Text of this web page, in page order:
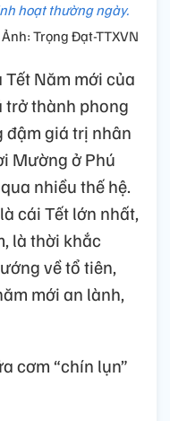
hoạt thường ngày.
Ảnh: Trọng Đạt-TTXVN
Năm mới của
thành phong
đậm giá trị nhân
Mường ở Phú
nhiều thế hệ.
cái Tết lớn nhất,
là thời khắc
về tổ tiên,
mới an lành,
cơm “chín lụn”